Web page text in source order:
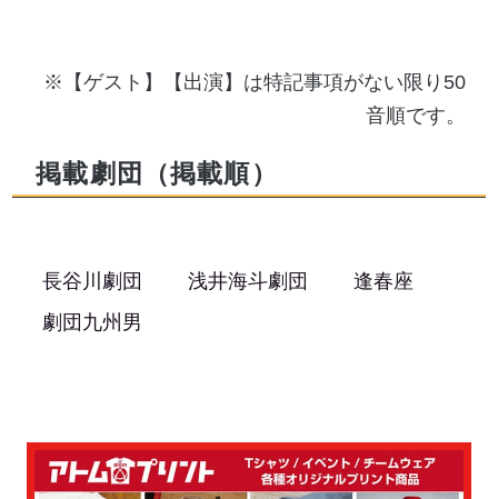
※【ゲスト】【出演】は特記事項がない限り50
音順です。
掲載劇団（掲載順）
長谷川劇団 浅井海斗劇団
逢春座
劇団九州男